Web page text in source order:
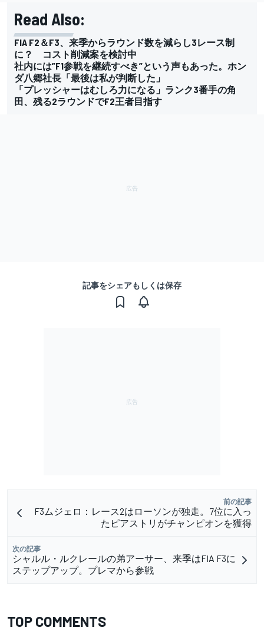
Read Also:
FIA F2＆F3、来季からラウンド数を減らし3レース制
に？ コスト削減案を検討中
社内には”F1参戦を継続すべき”という声もあった。ホン
ダ八郷社長「最後は私が判断した」
「プレッシャーはむしろ力になる」ランク3番手の角
田、残る2ラウンドでF2王者目指す
記事をシェアもしくは保存
前の記事
F3ムジェロ：レース2はローソンが独走。7位に入っ
たピアストリがチャンピオンを獲得
次の記事
シャルル・ルクレールの弟アーサー、来季はFIA F3に
ステップアップ。プレマから参戦
TOP COMMENTS